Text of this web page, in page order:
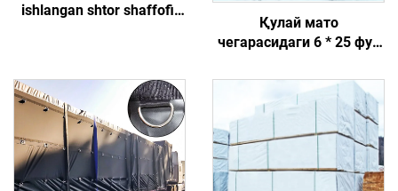
ishlangan shtor shaffofi,
etilen matosidan yasalgan
Қулай мато
чегарасидаги 6 * 25 фут
терминатор пуштининг
иштирокида ишланган